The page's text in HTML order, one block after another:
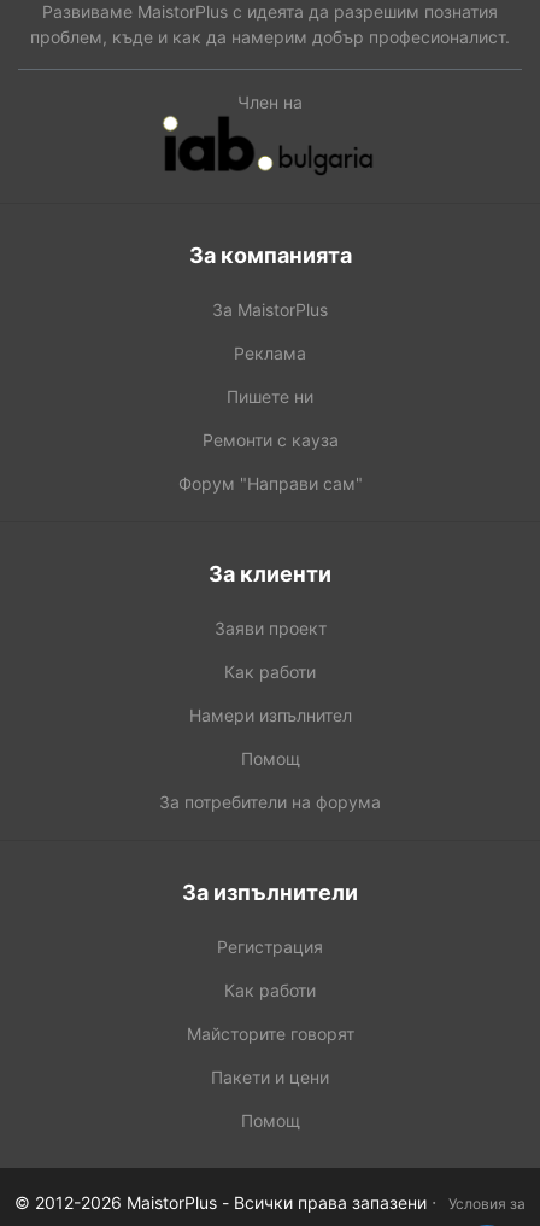
Развиваме MaistorPlus с идеята да разрешим познатия
проблем, къде и как да намерим добър професионалист.
Член на
За компанията
За MaistorPlus
Реклама
Пишете ни
Ремонти с кауза
Форум "Направи сам"
За клиенти
Заяви проект
Как работи
Намери изпълнител
Помощ
За потребители на форума
За изпълнители
Регистрация
Как работи
Майсторите говорят
Пакети и цени
Помощ
© 2012-2026 MaistorPlus - Всички права запазени ·
Условия за